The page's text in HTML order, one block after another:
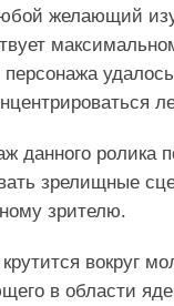
желающий
данного ролика
зрелищные
зрителю.
вокруг
в области